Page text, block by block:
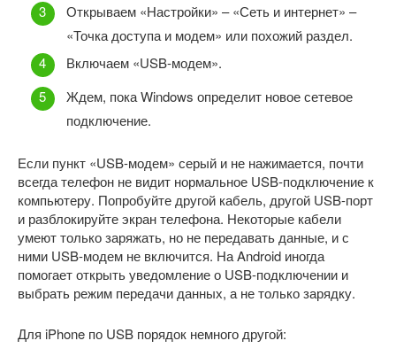
Открываем «Настройки» – «Сеть и интернет» –
«Точка доступа и модем» или похожий раздел.
Включаем «USB-модем».
Ждем, пока Windows определит новое сетевое
подключение.
Если пункт «USB-модем» серый и не нажимается, почти
всегда телефон не видит нормальное USB-подключение к
компьютеру. Попробуйте другой кабель, другой USB-порт
и разблокируйте экран телефона. Некоторые кабели
умеют только заряжать, но не передавать данные, и с
ними USB-модем не включится. На Android иногда
помогает открыть уведомление о USB-подключении и
выбрать режим передачи данных, а не только зарядку.
Для iPhone по USB порядок немного другой: